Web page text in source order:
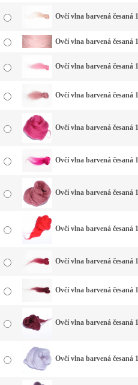
Ovčí vlna barvená česaná
Ovčí vlna barvená česaná
Ovčí vlna barvená česaná
Ovčí vlna barvená česaná
Ovčí vlna barvená česaná
Ovčí vlna barvená česaná
Ovčí vlna barvená česaná
Ovčí vlna barvená česaná
Ovčí vlna barvená česaná
Ovčí vlna barvená česaná
Ovčí vlna barvená česaná
Ovčí vlna barvená česaná